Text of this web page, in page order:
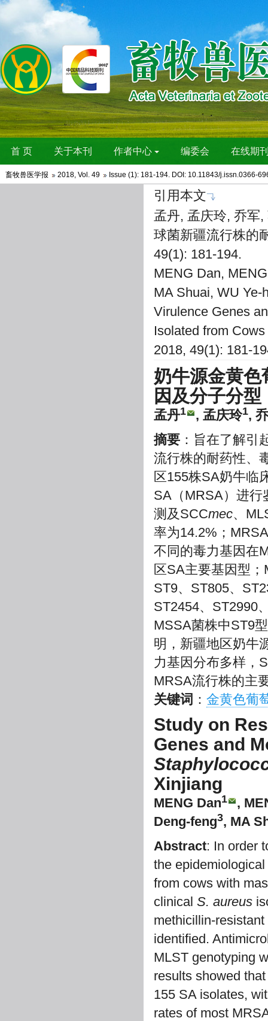
畜牧兽医学报 2018, Vol. 49 Issue (1): 181-194. DOI: 10.11843/j.issn.0366-
引用本文
孟丹, 孟庆玲, 乔军
球菌新疆流行株的
49(1): 181-194.
MENG Dan,
MA Shuai, WU
Virulence Genes
Isolated from
2018, 49(1): 181-
奶牛源金黄色
因及分子分型
孟丹1 , 孟庆玲1,
摘要 ：旨在了解引
流行株的耐药性、
区155株SA奶牛临
SA（MRSA）进行
测及SCCmec、
率为14.2%；
不同的毒力基因在
区SA主要基因型
ST9、ST805、
ST2454、ST2990
MSSA菌株中ST9
明，新疆地区奶牛
力基因分布多样，
MRSA流行株的主
关键词 ： 金黄色葡
Study on
Genes and
Xinjiang
MENG Dan1
,
Deng-feng3, MA
Abstract: In order
the
from cows with
clinical S. aureus
methicillin-resistant
identified.
MLST genotyping
results showed
155 SA isolates,
rates of most